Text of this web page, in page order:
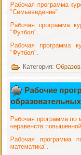
Рабочая программа
"Семьеведение"
Рабочая программа
"Футбол".
Рабочая программа
"Футбол".
Категория:
Рабочие
образовательных
Рабочая программа по
неравенств
Рабочая программа
математика".